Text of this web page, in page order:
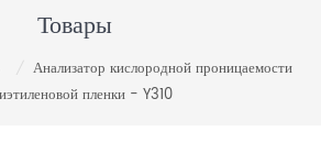
Товары
Анализатор кислородной проницаемости
пленки - Y310